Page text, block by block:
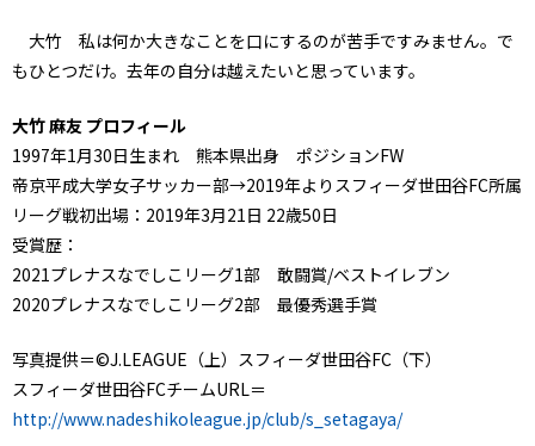
大竹 私は何か大きなことを口にするのが苦手ですみません。で
もひとつだけ。去年の自分は越えたいと思っています。
大竹 麻友 プロフィール
1997年1月30日生まれ 熊本県出身 ポジションFW
帝京平成大学女子サッカー部→2019年よりスフィーダ世田谷FC所属
リーグ戦初出場：2019年3月21日 22歳50日
受賞歴：
2021プレナスなでしこリーグ1部 敢闘賞/ベストイレブン
2020プレナスなでしこリーグ2部 最優秀選手賞
写真提供＝©J.LEAGUE（上）スフィーダ世田谷FC（下）
スフィーダ世田谷FCチームURL＝
http://www.nadeshikoleague.jp/club/s_setagaya/